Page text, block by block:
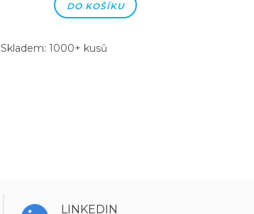
DO KOŠÍKU
Skladem: 1000+ kusů
LINKEDIN